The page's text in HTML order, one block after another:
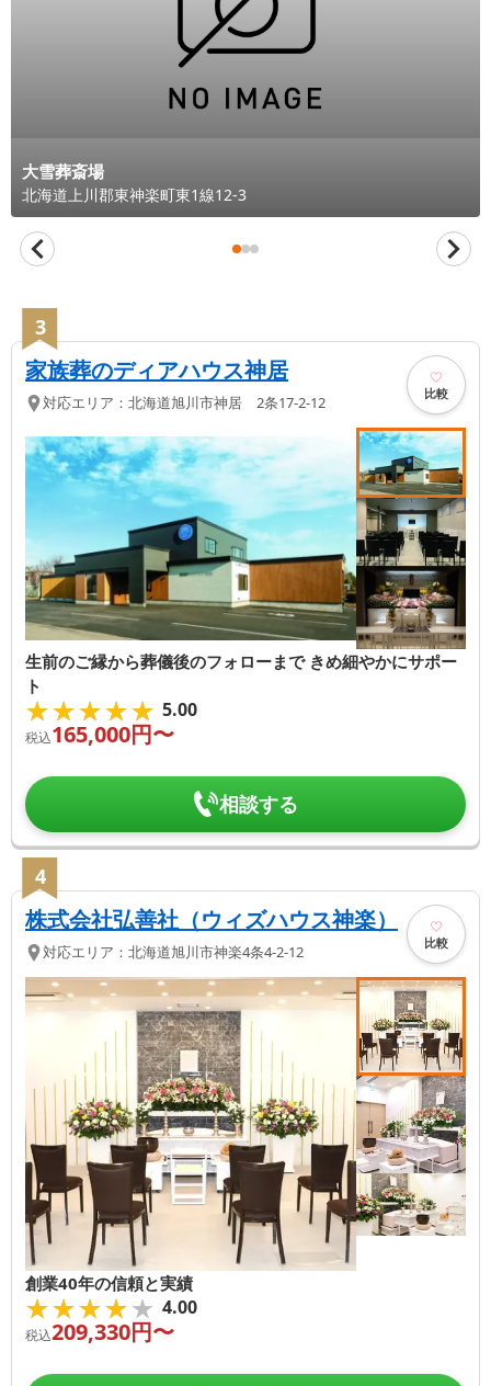
大雪葬斎場
北海道上川郡東神楽町東1線12-3
3
家族葬のディアハウス神居
対応エリア： 北海道旭川市神居 2条17-2-12 比較
生前のご縁から葬儀後のフォローまで きめ細やかにサポー
ト
★★★★★
★★★★★ 5.00
税込165,000円〜
相談する
4
株式会社弘善社（ウィズハウス神楽）
対応エリア： 北海道旭川市神楽4条4-2-12 比較
創業40年の信頼と実績
★★★★★
★★★★★ 4.00
税込209,330円〜